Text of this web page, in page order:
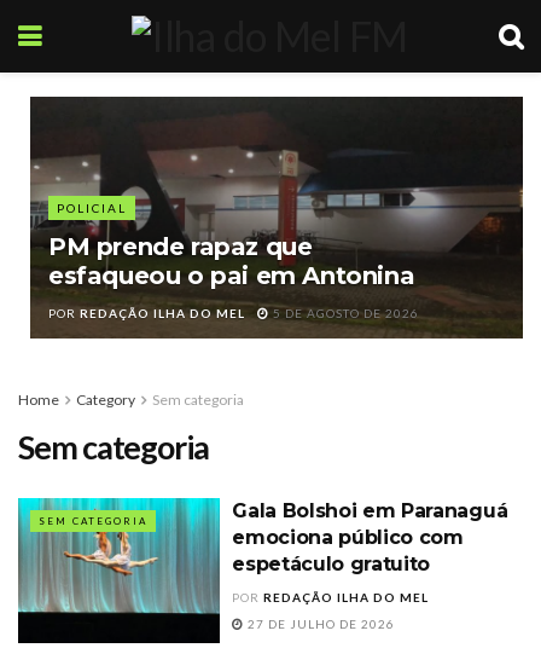
POLICIAL
PM prende rapaz que
esfaqueou o pai em Antonina
POR REDAÇÃO ILHA DO MEL 5 DE AGOSTO DE 2026
Home Category Sem categoria
Sem categoria
SEM CATEGORIA
Gala Bolshoi em Paranaguá
emociona público com
espetáculo gratuito
POR REDAÇÃO ILHA DO MEL
27 DE JULHO DE 2026